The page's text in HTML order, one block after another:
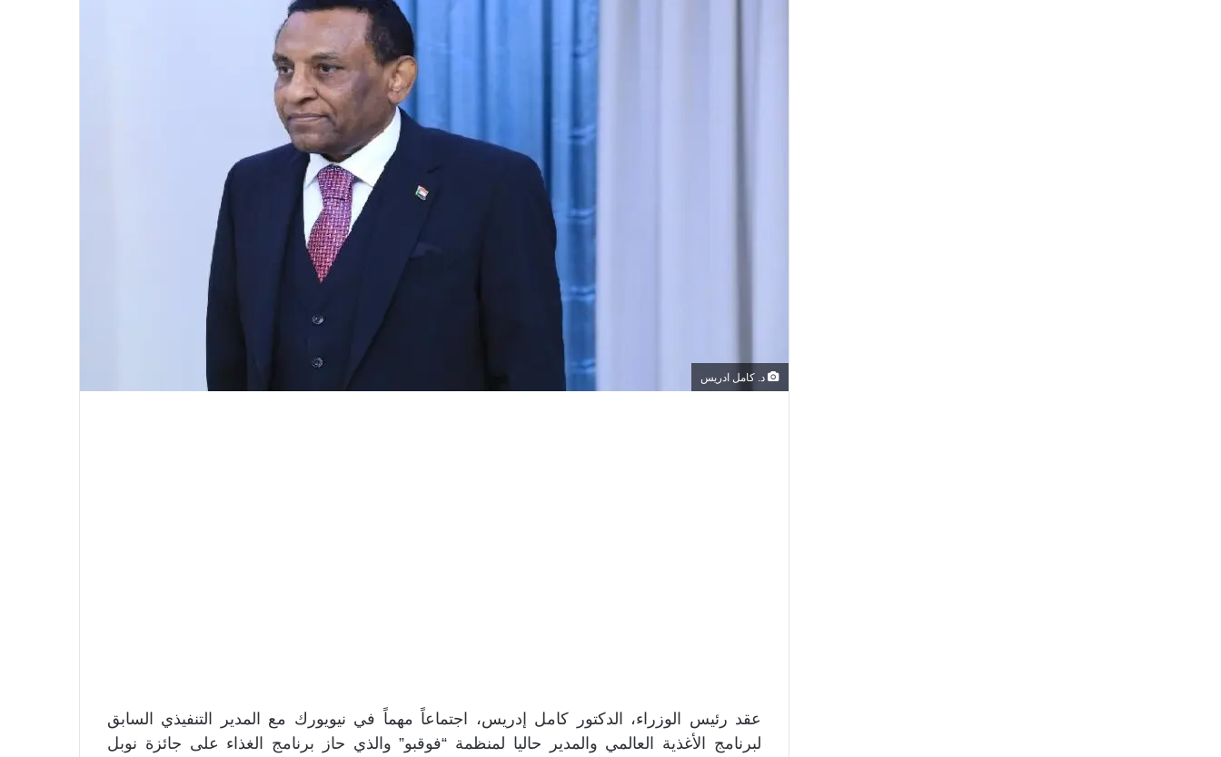
د. كامل ادريس
عقد رئيس الوزراء، الدكتور كامل إدريس، اجتماعاً مهماً في نيويورك مع المدير التنفيذي السابق
لبرنامج الأغذية العالمي والمدير حاليا لمنظمة “فوقبو” والذي حاز برنامج الغذاء على جائزة نوبل